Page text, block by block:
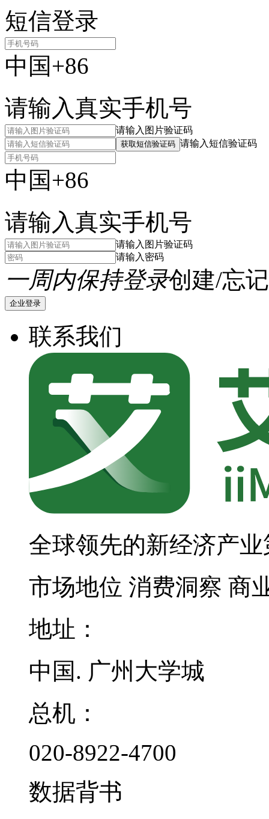
短信登录
中国+86
请输入真实手机号
请输入图片验证码
获取短信验证码 请输入短信验证码
中国+86
请输入真实手机号
请输入图片验证码
请输入密码
一周内保持登录创建/忘
企业登录
联系我们
全球领先的新经济产
市场地位 消费洞察 商
地址：
中国. 广州大学城
总机：
020-8922-4700
数据背书